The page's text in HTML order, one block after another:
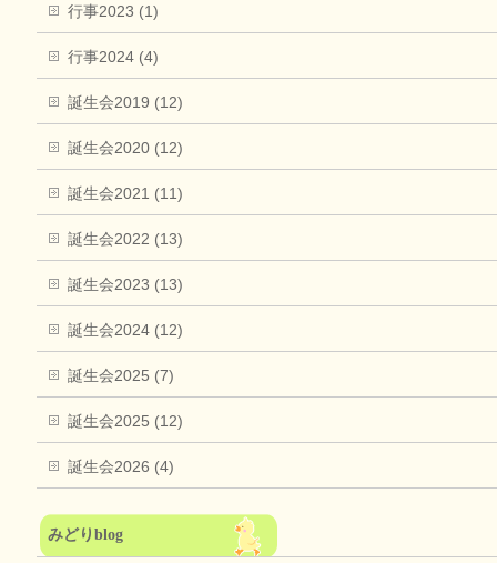
行事2023 (1)
行事2024 (4)
誕生会2019 (12)
誕生会2020 (12)
誕生会2021 (11)
誕生会2022 (13)
誕生会2023 (13)
誕生会2024 (12)
誕生会2025 (7)
誕生会2025 (12)
誕生会2026 (4)
みどりblog